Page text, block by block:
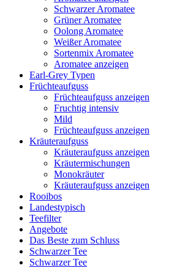
Schwarzer Aromatee
Grüner Aromatee
Oolong Aromatee
Weißer Aromatee
Sortenmix Aromatee
Aromatee anzeigen
Earl-Grey Typen
Früchteaufguss
Früchteaufguss anzeigen
Fruchtig intensiv
Mild
Früchteaufguss anzeigen
Kräuteraufguss
Kräuteraufguss anzeigen
Kräutermischungen
Monokräuter
Kräuteraufguss anzeigen
Rooibos
Landestypisch
Teefilter
Angebote
Das Beste zum Schluss
Schwarzer Tee
Schwarzer Tee